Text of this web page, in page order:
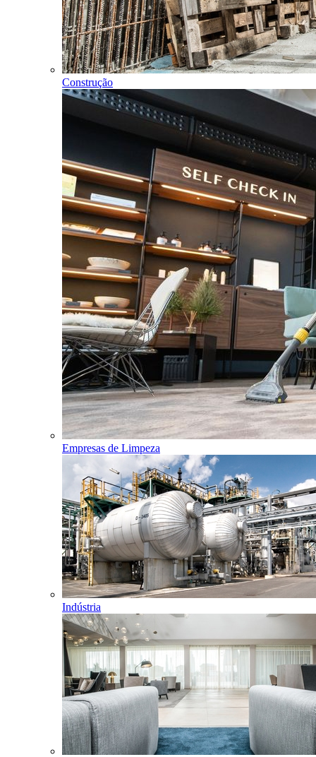
Construção
Empresas de Limpeza
Indústria